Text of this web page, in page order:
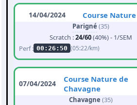
14/04/2024 Course Nature
Parigné (35)
Scratch :24/60(40%) - 1/SEM
Perf : 00:26:50 (05:22/km)
07/04/2024
Course Nature de
Chavagne
Chavagne (35)